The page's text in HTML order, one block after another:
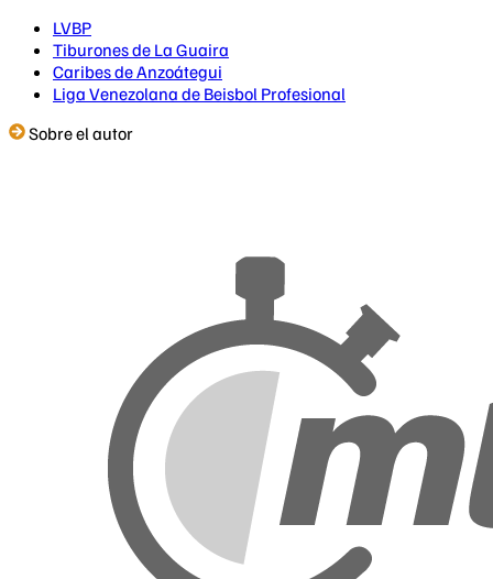
LVBP
Tiburones de La Guaira
Caribes de Anzoátegui
Liga Venezolana de Beisbol Profesional
Sobre el autor